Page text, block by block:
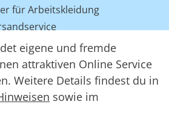
eigene und fremde
attraktiven Online Service
Weitere Details findest du in
sowie im
für Arbeitskleidung
bei Arbeitskleidung
Tracking mit RFID
2016 – 2026